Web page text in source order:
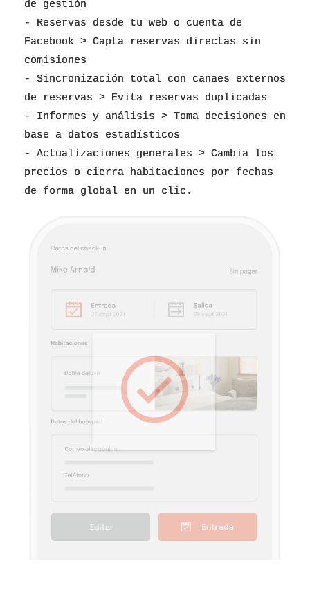
de gestión
- Reservas desde tu web o cuenta de
Facebook > Capta reservas directas sin
comisiones
- Sincronización total con canaes externos
de reservas > Evita reservas duplicadas
- Informes y análisis > Toma decisiones en
base a datos estadísticos
- Actualizaciones generales > Cambia los
precios o cierra habitaciones por fechas
de forma global en un clic.